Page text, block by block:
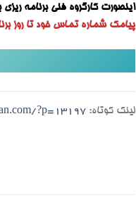
اینصورت کارگروه فنی برنامه ریزی
پیامک شماره تماس خود تا روز
لینک کوتاه: ?p=13197